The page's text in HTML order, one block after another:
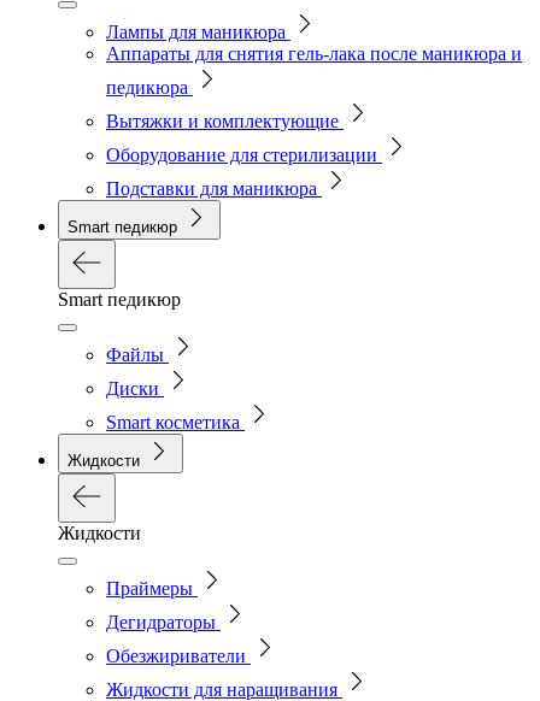
Лампы для маникюра
Аппараты для снятия гель-лака после маникюра и
педикюра
Вытяжки и комплектующие
Оборудование для стерилизации
Подставки для маникюра
Smart педикюр
Smart педикюр
Файлы
Диски
Smart косметика
Жидкости
Жидкости
Праймеры
Дегидраторы
Обезжириватели
Жидкости для наращивания